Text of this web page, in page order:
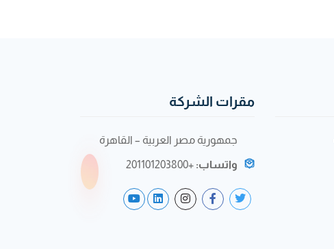
مقرات الشركة
جمهورية مصر العربية – القاهرة
واتساب: +201101203800